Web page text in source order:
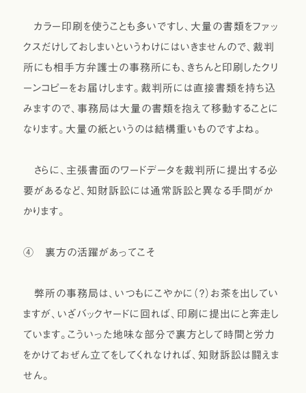
カラー印刷を使うことも多いですし、大量の書類をファッ
クスだけしておしまいというわけにはいきませんので、裁判
所にも相手方弁護士の事務所にも、きちんと印刷したクリ
ーンコピーをお届けします。裁判所には直接書類を持ち込
みますので、事務局は大量の書類を抱えて移動することに
なります。大量の紙というのは結構重いものですよね。
さらに、主張書面のワードデータを裁判所に提出する必
要があるなど、知財訴訟には通常訴訟と異なる手間がか
かります。
④ 裏方の活躍があってこそ
弊所の事務局は、いつもにこやかに（？）お茶を出してい
ますが、いざバックヤードに回れば、印刷に提出にと奔走し
ています。こういった地味な部分で裏方として時間と労力
をかけておぜん立てをしてくれなければ、知財訴訟は闘えま
せん。